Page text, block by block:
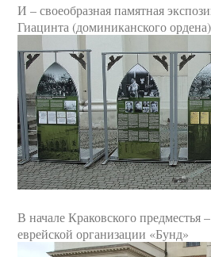
И – своеобразная памятная
Гиацинта (доминиканского
В начале Краковского предместья
еврейской организации «Бунд»